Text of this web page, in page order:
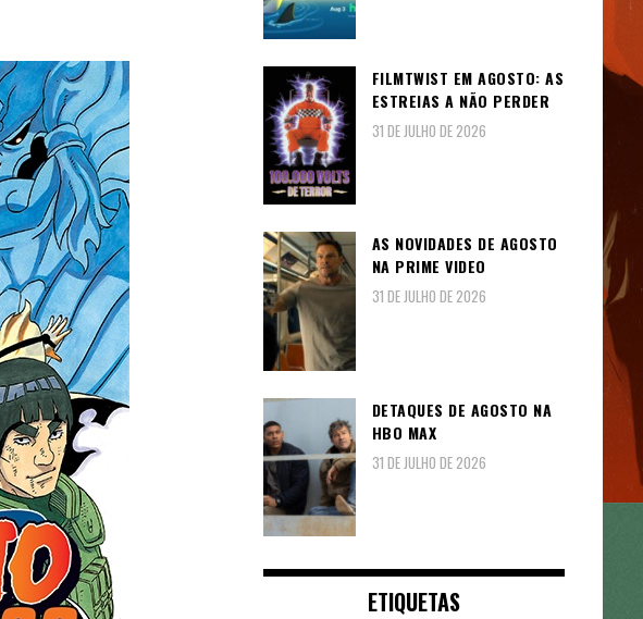
FILMTWIST EM AGOSTO: AS
ESTREIAS A NÃO PERDER
31 DE JULHO DE 2026
AS NOVIDADES DE AGOSTO
NA PRIME VIDEO
31 DE JULHO DE 2026
DETAQUES DE AGOSTO NA
HBO MAX
31 DE JULHO DE 2026
ETIQUETAS